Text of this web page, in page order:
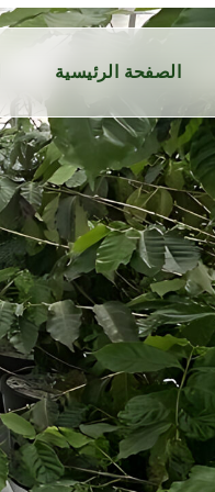
الصفحة الرئيسية